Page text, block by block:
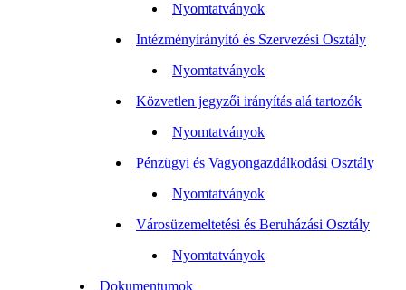
Nyomtatványok
Intézményirányító és Szervezési Osztály
Nyomtatványok
Közvetlen jegyzői irányítás alá tartozók
Nyomtatványok
Pénzügyi és Vagyongazdálkodási Osztály
Nyomtatványok
Városüzemeltetési és Beruházási Osztály
Nyomtatványok
Dokumentumok